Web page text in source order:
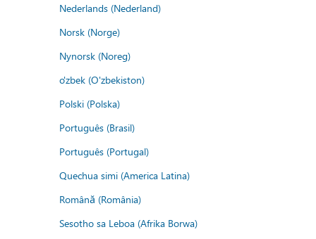
Nederlands (Nederland)
Norsk (Norge)
Nynorsk (Noreg)
o'zbek (O'zbekiston)
Polski (Polska)
Português (Brasil)
Português (Portugal)
Quechua simi (America Latina)
Română (România)
Sesotho sa Leboa (Afrika Borwa)